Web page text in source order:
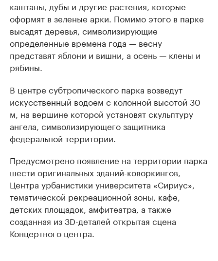
каштаны, дубы и другие растения, которые
оформят в зеленые арки. Помимо этого в парке
высадят деревья, символизирующие
определенные времена года — весну
представят яблони и вишни, а осень — клены и
рябины.
В центре субтропического парка возведут
искусственный водоем с колонной высотой 30
м, на вершине которой установят скульптуру
ангела, символизирующего защитника
федеральной территории.
Предусмотрено появление на территории парка
шести оригинальных зданий-коворкингов,
Центра урбанистики университета «Сириус»,
тематической рекреационной зоны, кафе,
детских площадок, амфитеатра, а также
созданная из 3D-деталей открытая сцена
Концертного центра.